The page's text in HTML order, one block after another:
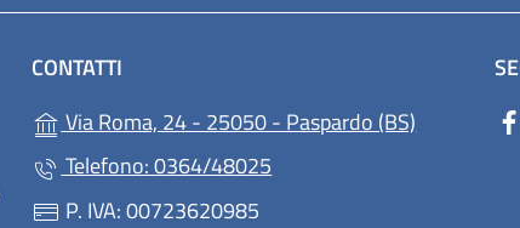
CONTATTI
Via Roma, 24 - 25050 - Paspardo (BS) (apre in
Telefono: 0364/48025
P. IVA: 00723620985